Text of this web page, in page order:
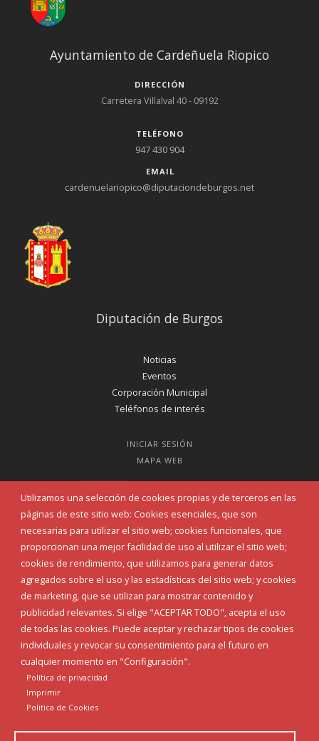
Utilizamos una selección de cookies propias y de terceros en las
páginas de este sitio web: Cookies esenciales, que son
necesarias para utilizar el sitio web; cookies funcionales, que
proporcionan una mejor facilidad de uso al utilizar el sitio web;
cookies de rendimiento, que utilizamos para generar datos
agregados sobre el uso y las estadísticas del sitio web; y cookies
de marketing, que se utilizan para mostrar contenido y
publicidad relevantes. Si elige "ACEPTAR TODO", acepta el uso
de todas las cookies. Puede aceptar y rechazar tipos de cookies
individuales y revocar su consentimiento para el futuro en
cualquier momento en "Configuración".
Política de privacidad
Imprimir
Politica de Cookies
Ayuntamiento de Cardeñuela Riopico
DIRECCIÓN
Carretera Villalval 40 - 09192
TELÉFONO
947 430 904
EMAIL
cardenuelariopico@diputaciondeburgos.net
Diputación de Burgos
Noticias
Eventos
Corporación Municipal
Teléfonos de interés
INICIAR SESIÓN
MAPA WEB
Aviso Legal Política de privacidad
Declaración de accesibilidad